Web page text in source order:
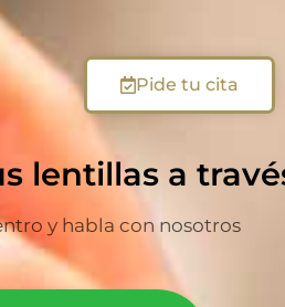
Pide tu cita
lentillas a
y habla con nosotros